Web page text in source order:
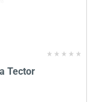
Tector